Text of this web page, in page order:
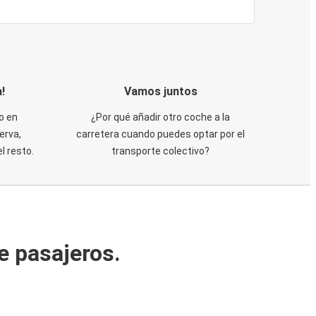
en
resto.
Vamos juntos
¿Por qué añadir otro coche a la
carretera cuando puedes optar por el
transporte colectivo?
pasajeros.